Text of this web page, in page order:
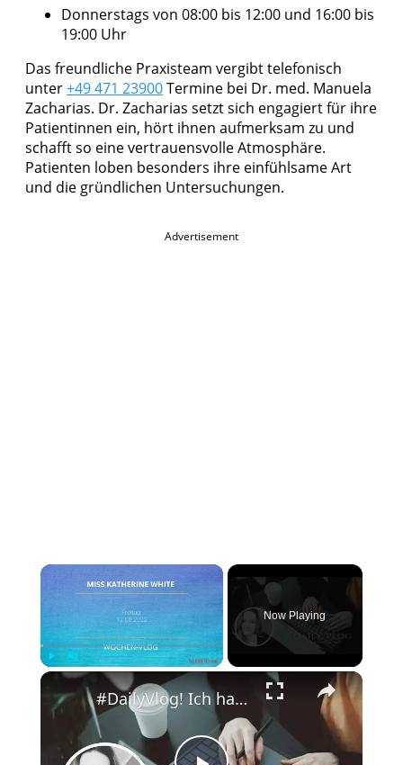
Donnerstags von 08:00 bis 12:00 und 16:00 bis
19:00 Uhr
Das freundliche Praxisteam vergibt telefonisch
unter+49 471 23900Termine bei Dr. med. Manuela
Zacharias. Dr. Zacharias setzt sich engagiert für ihre
Patientinnen ein, hört ihnen aufmerksam zu und
schafft so eine vertrauensvolle Atmosphäre.
Patienten loben besonders ihre einfühlsame Art
und die gründlichen Untersuchungen.
Advertisement
×
Play Unmute
Now Playing
×
#DailyVlog! Ich hatte ein absolutes, produktives Wochenende.